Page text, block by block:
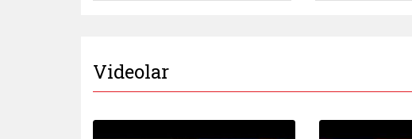
Videolar